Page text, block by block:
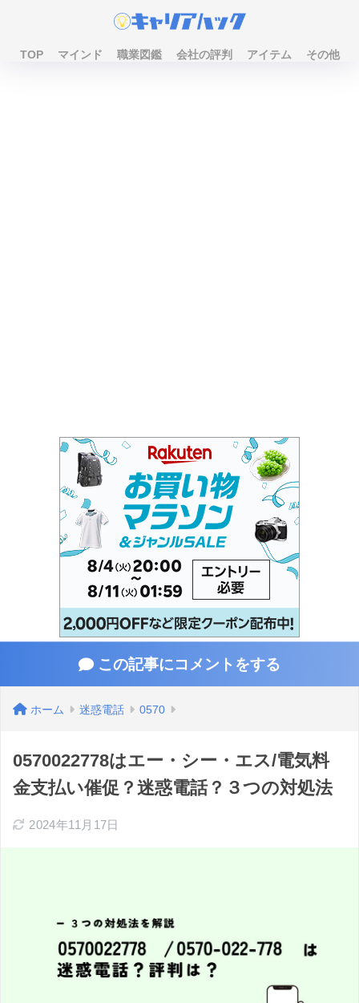
TOP マインド 職業図鑑 会社の評判 アイテム その他
この記事にコメントをする
ホーム 迷惑電話 0570
0570022778はエー・シー・エス/電気料
金支払い催促？迷惑電話？３つの対処法
2024年11月17日